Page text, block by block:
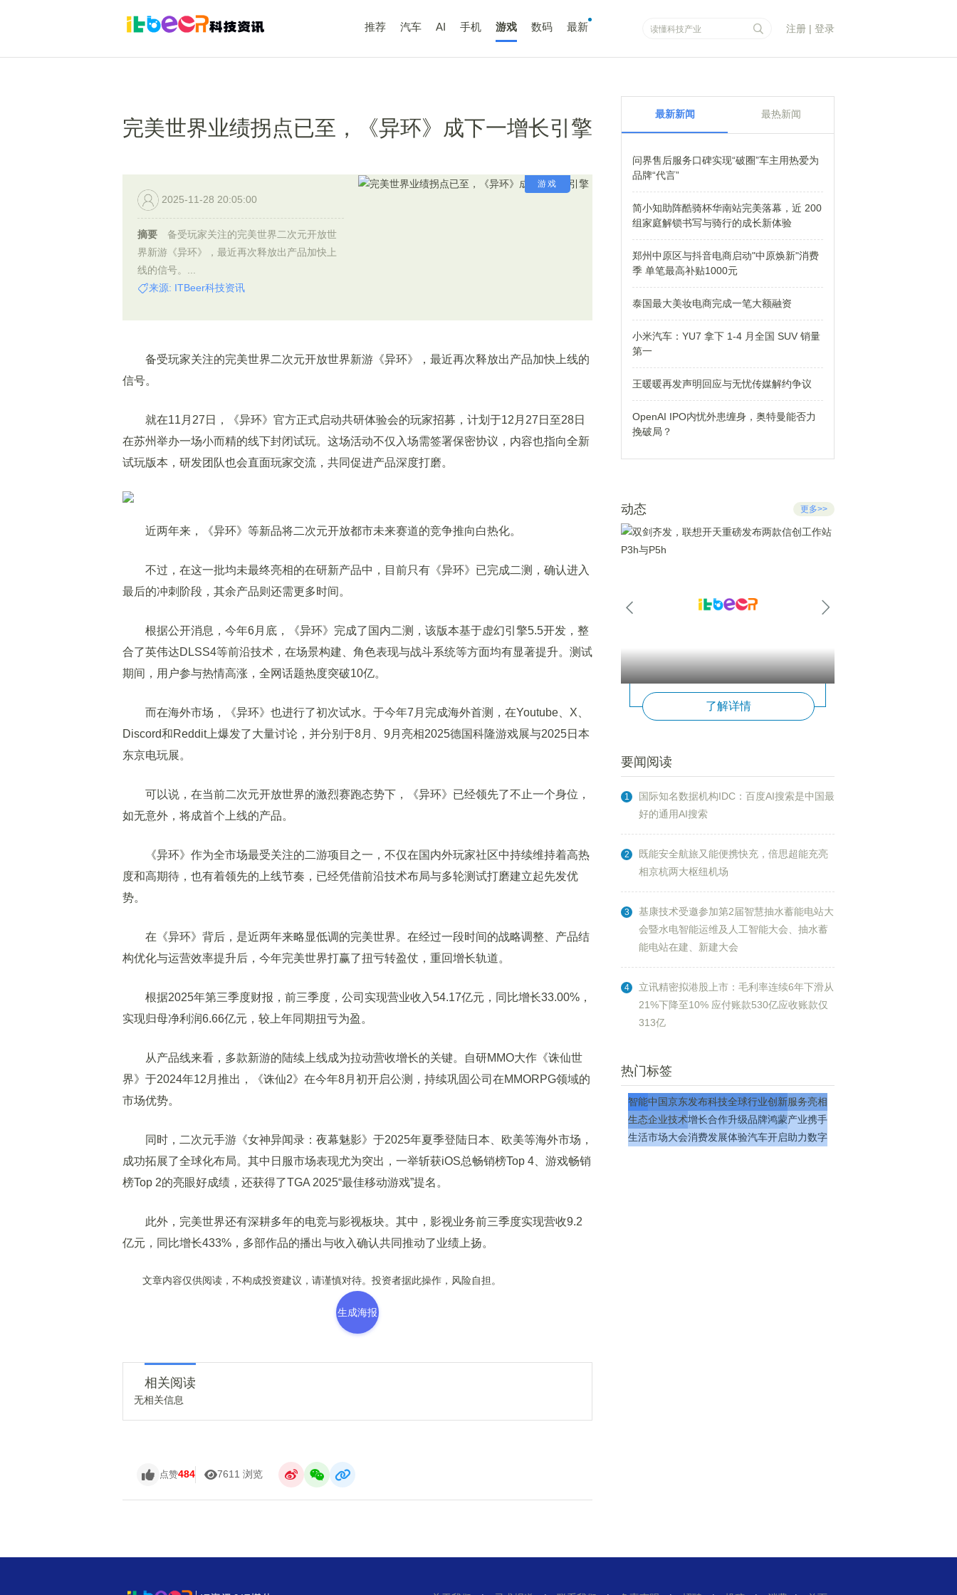
推荐 汽车 AI 手机 游戏 数码 最新 注册 | 登录
完美世界业绩拐点已至，《异环》成下一增长引擎
游戏
2025-11-28 20:05:00
摘要
备受玩家关注的完美世界二次元开放世
界新游《异环》，最近再次释放出产品加快上
线的信号。...
来源: ITBeer科技资讯
备受玩家关注的完美世界二次元开放世界新游《异环》，最近再次释放出产品加快上线的
信号。
就在11月27日，《异环》官方正式启动共研体验会的玩家招募，计划于12月27日至28日
在苏州举办一场小而精的线下封闭试玩。这场活动不仅入场需签署保密协议，内容也指向全新
试玩版本，研发团队也会直面玩家交流，共同促进产品深度打磨。
近两年来，《异环》等新品将二次元开放都市未来赛道的竞争推向白热化。
不过，在这一批均未最终亮相的在研新产品中，目前只有《异环》已完成二测，确认进入
最后的冲刺阶段，其余产品则还需更多时间。
根据公开消息，今年6月底，《异环》完成了国内二测，该版本基于虚幻引擎5.5开发，整
合了英伟达DLSS4等前沿技术，在场景构建、角色表现与战斗系统等方面均有显著提升。测试
期间，用户参与热情高涨，全网话题热度突破10亿。
而在海外市场，《异环》也进行了初次试水。于今年7月完成海外首测，在Youtube、X、
Discord和Reddit上爆发了大量讨论，并分别于8月、9月亮相2025德国科隆游戏展与2025日本
东京电玩展。
可以说，在当前二次元开放世界的激烈赛跑态势下，《异环》已经领先了不止一个身位，
如无意外，将成首个上线的产品。
《异环》作为全市场最受关注的二游项目之一，不仅在国内外玩家社区中持续维持着高热
度和高期待，也有着领先的上线节奏，已经凭借前沿技术布局与多轮测试打磨建立起先发优
势。
在《异环》背后，是近两年来略显低调的完美世界。在经过一段时间的战略调整、产品结
构优化与运营效率提升后，今年完美世界打赢了扭亏转盈仗，重回增长轨道。
根据2025年第三季度财报，前三季度，公司实现营业收入54.17亿元，同比增长33.00%，
实现归母净利润6.66亿元，较上年同期扭亏为盈。
从产品线来看，多款新游的陆续上线成为拉动营收增长的关键。自研MMO大作《诛仙世
界》于2024年12月推出，《诛仙2》在今年8月初开启公测，持续巩固公司在MMORPG领域的
市场优势。
同时，二次元手游《女神异闻录：夜幕魅影》于2025年夏季登陆日本、欧美等海外市场，
成功拓展了全球化布局。其中日服市场表现尤为突出，一举斩获iOS总畅销榜Top 4、游戏畅销
榜Top 2的亮眼好成绩，还获得了TGA 2025“最佳移动游戏”提名。
此外，完美世界还有深耕多年的电竞与影视板块。其中，影视业务前三季度实现营收9.2
亿元，同比增长433%，多部作品的播出与收入确认共同推动了业绩上扬。
文章内容仅供阅读，不构成投资建议，请谨慎对待。投资者据此操作，风险自担。
生成海报
相关阅读
无相关信息
点赞484 7611 浏览
最新新闻 最热新闻
问界售后服务口碑实现“破圈”车主用热爱为
品牌“代言”
简小知助阵酷骑杯华南站完美落幕，近 200
组家庭解锁书写与骑行的成长新体验
郑州中原区与抖音电商启动"中原焕新"消费
季 单笔最高补贴1000元
泰国最大美妆电商完成一笔大额融资
小米汽车：YU7 拿下 1-4 月全国 SUV 销量
第一
王暖暖再发声明回应与无忧传媒解约争议
OpenAI IPO内忧外患缠身，奥特曼能否力
挽破局？
动态 更多>>
了解详情
要闻阅读
1
国际知名数据机构IDC：百度AI搜索是中国最
好的通用AI搜索
2
既能安全航旅又能便携快充，倍思超能充亮
相京杭两大枢纽机场
3
基康技术受邀参加第2届智慧抽水蓄能电站大
会暨水电智能运维及人工智能大会、抽水蓄
能电站在建、新建大会
4
立讯精密拟港股上市：毛利率连续6年下滑从
21%下降至10% 应付账款530亿应收账款仅
313亿
热门标签
智能中国京东发布科技全球行业创新服务亮相
生态企业技术增长合作升级品牌鸿蒙产业携手
生活市场大会消费发展体验汽车开启助力数字